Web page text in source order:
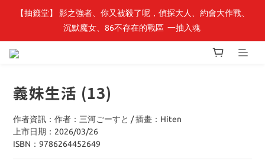
【轉生史萊姆】系列書展🌟系列小說 79 折，滿$389送「完節紀念
明信片組」
【抽籤堂】 影之強者、你又被殺了呢，偵探大人、約會大作戰、
沉默魔女、86不存在的戰區  一抽入魂
【轉生史萊姆】系列書展🌟系列小說 79 折，滿$389送「完節紀念
義妹生活 (13)
作者資訊：作者：三河ごーすと / 插畫：Hiten
上市日期：2026/03/26
ISBN：9786264452649